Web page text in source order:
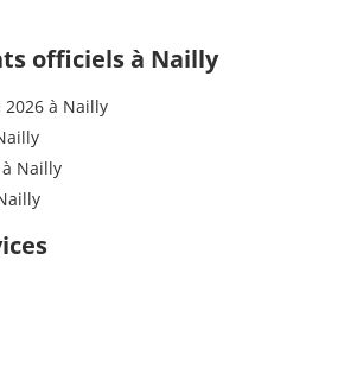
officiels à Nailly
à Nailly
Nailly